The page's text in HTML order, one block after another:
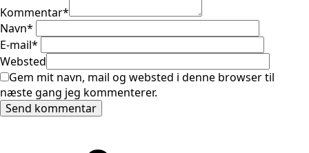
Kommentar*
Navn*
E-mail*
Websted
Gem mit navn, mail og websted i denne browser til
næste gang jeg kommenterer.